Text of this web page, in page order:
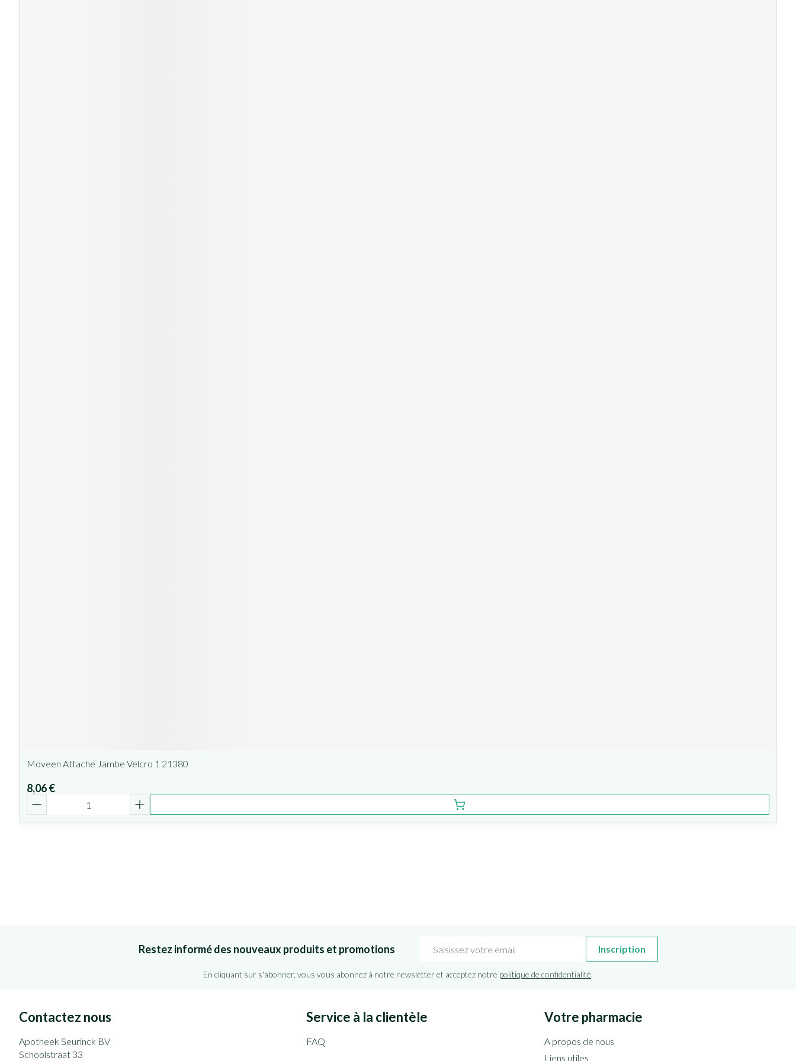
Moveen Attache Jambe Velcro 1 21380
8,06 €
Restez informé des nouveaux produits et promotions Inscription
En cliquant sur s'abonner, vous vous abonnez à notre newsletter et acceptez notre politique de confidentialité.
Contactez nous
Apotheek Seurinck BV
Schoolstraat 33
Service à la clientèle
FAQ
Votre pharmacie
A propos de nous
Liens utiles